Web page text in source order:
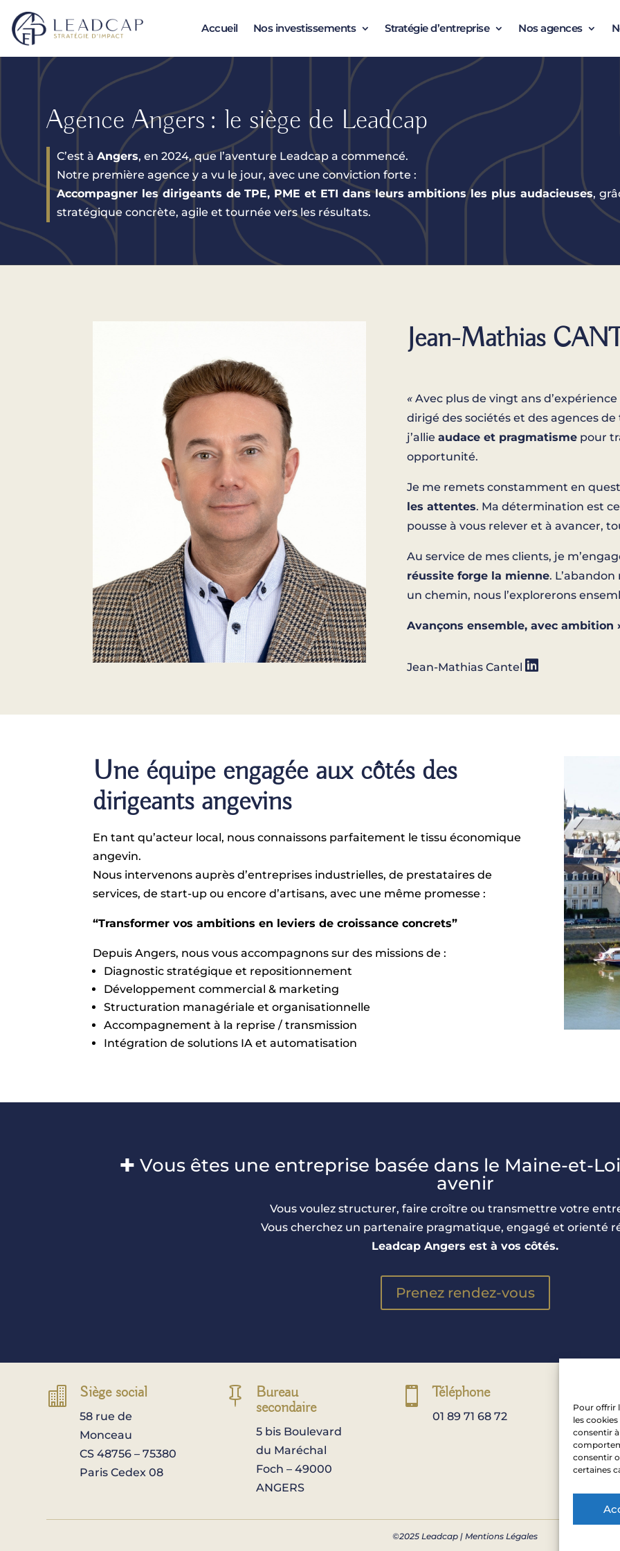
Pour offrir
les
consentir
consentir
certaines
Accueil Nos investissements Stratégie d’entreprise Nos agences
Agence Angers : le siège de Leadcap
C’est àAngers, en 2024, que l’aventure Leadcap a commencé.
Notre première agence y a vu le jour, avec une conviction forte :
Accompagner les dirigeants de TPE, PME et ETI dans leurs ambitions les plus audacieuses,
stratégique concrète, agile et tournée vers les résultats.
Jean-Mathias
«Avec plus de vingt ans
dirigé des sociétés et des agences
j’allieaudace et pragmatisme pour
opportunité.
Je me remets constamment en
les attentes. Ma détermination est
pousse à vous relever et à avancer,
Au service de mes clients, je
réussite forge la mienne.
un chemin, nous l’explorerons
Avançons ensemble, avec ambition
Jean-Mathias Cantel
Une équipe engagée aux côtés des
dirigeants angevins
En tant qu’acteur local, nous connaissons parfaitement le tissu économique
angevin.
Nous intervenons auprès d’entreprises industrielles, de prestataires de
services, de start-up ou encore d’artisans, avec une même promesse :
“Transformer vos ambitions en leviers de croissance concrets”
Depuis Angers, nous vous accompagnons sur des missions de :
Diagnostic stratégique et repositionnement
Développement commercial & marketing
Structuration managériale et organisationnelle
Accompagnement à la reprise / transmission
Intégration de solutions IA et automatisation
✚ Vous êtes une entreprise basée dans le Maine-et-
avenir
Vous voulez structurer, faire croître ou transmettre votre
Vous cherchez un partenaire pragmatique, engagé et orienté
Leadcap Angers est à vos côtés.
Prenez rendez-vous
 Siège social
58 rue de
Monceau
CS 48756 – 75380
Paris Cedex 08
 Bureau
secondaire
5 bis Boulevard
du Maréchal
Foch – 49000
ANGERS
 Téléphone
01 89 71 68 72
©2025 Leadcap | Mentions Légales